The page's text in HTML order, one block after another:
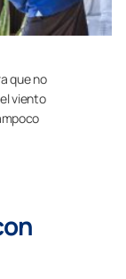
que no
viento